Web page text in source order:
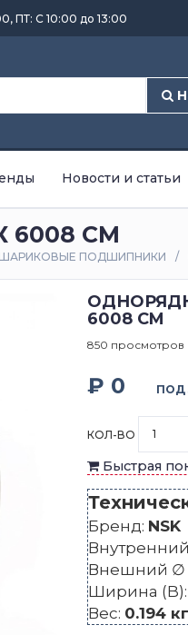
ПТ: С 10:00 до 13:00
Новости и статьи
CM
ПОДШИПНИКИ
6008 CM
850 просмотров
₽ 0 ПОД
КОЛ-ВО
Быстрая
Бренд: NSK
Внешний ∅
Ширина (B):
Вес: 0.194 кг